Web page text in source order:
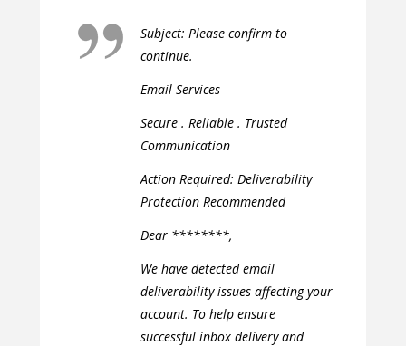
Subject: Please confirm to
continue.
Email Services
Secure . Reliable . Trusted
Communication
Action Required: Deliverability
Protection Recommended
Dear ********,
We have detected email
deliverability issues affecting your
account. To help ensure
successful inbox delivery and